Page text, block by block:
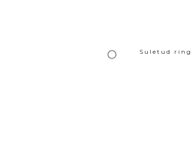
Suletud ring